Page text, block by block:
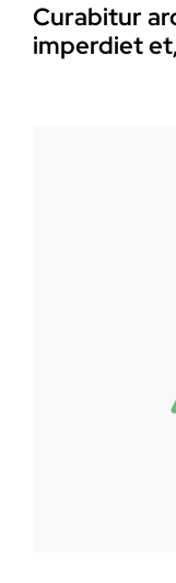
Curabitur
imperdiet